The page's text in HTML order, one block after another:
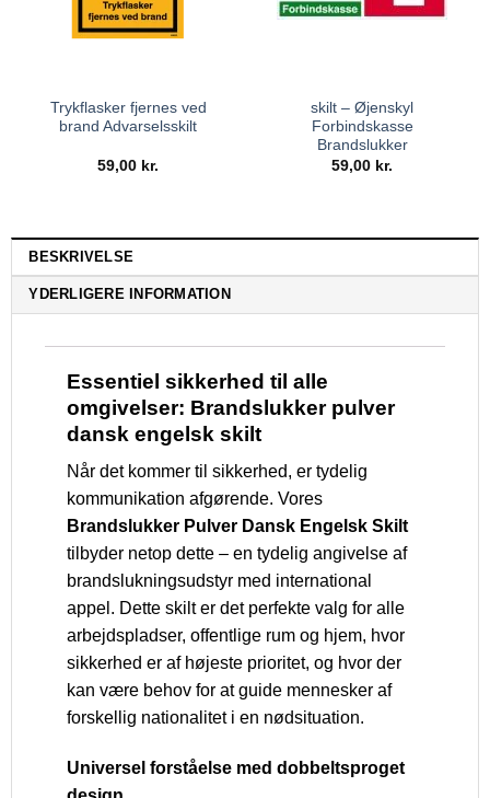
Trykflasker fjernes ved
brand Advarselsskilt
59,00 kr.
skilt – Øjenskyl
Forbindskasse
Brandslukker
59,00 kr.
BESKRIVELSE
YDERLIGERE INFORMATION
Essentiel sikkerhed til alle
omgivelser: Brandslukker pulver
dansk engelsk skilt
Når det kommer til sikkerhed, er tydelig
kommunikation afgørende. Vores
Brandslukker Pulver Dansk Engelsk Skilt
tilbyder netop dette – en tydelig angivelse af
brandslukningsudstyr med international
appel. Dette skilt er det perfekte valg for alle
arbejdspladser, offentlige rum og hjem, hvor
sikkerhed er af højeste prioritet, og hvor der
kan være behov for at guide mennesker af
forskellig nationalitet i en nødsituation.
Universel forståelse med dobbeltsproget